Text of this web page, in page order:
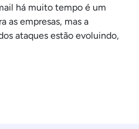
há muito tempo é um
as empresas, mas a
ataques estão evoluindo,